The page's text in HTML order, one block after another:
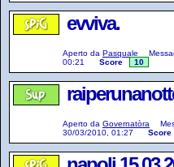
evviva.
Aperto da Pasquale
00:21
Score 10
Aperto da Governatòra
30/03/2010, 01:27
Score